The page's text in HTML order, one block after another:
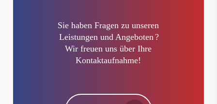
Sie haben Fragen zu unseren
Leistungen und Angeboten ?
Wir freuen uns über Ihre
Kontaktaufnahme!